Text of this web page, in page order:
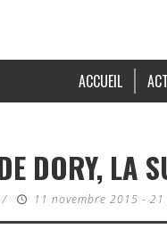
ACCUEIL
DORY, LA
/ 11 novembre 2015 -